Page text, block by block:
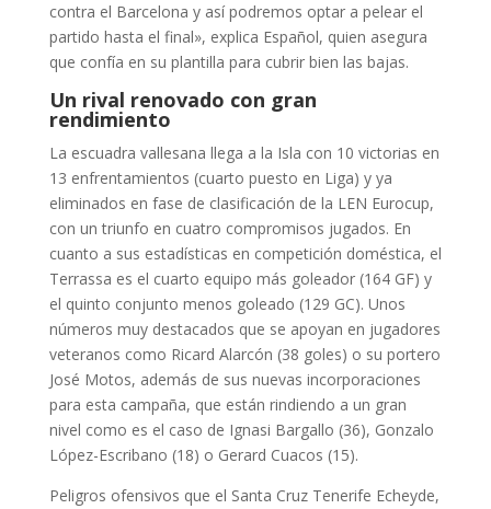
contra el Barcelona y así podremos optar a pelear el
partido hasta el final», explica Español, quien asegura
que confía en su plantilla para cubrir bien las bajas.
Un rival renovado con gran
rendimiento
La escuadra vallesana llega a la Isla con 10 victorias en
13 enfrentamientos (cuarto puesto en Liga) y ya
eliminados en fase de clasificación de la LEN Eurocup,
con un triunfo en cuatro compromisos jugados. En
cuanto a sus estadísticas en competición doméstica, el
Terrassa es el cuarto equipo más goleador (164 GF) y
el quinto conjunto menos goleado (129 GC). Unos
números muy destacados que se apoyan en jugadores
veteranos como Ricard Alarcón (38 goles) o su portero
José Motos, además de sus nuevas incorporaciones
para esta campaña, que están rindiendo a un gran
nivel como es el caso de Ignasi Bargallo (36), Gonzalo
López-Escribano (18) o Gerard Cuacos (15).
Peligros ofensivos que el Santa Cruz Tenerife Echeyde,